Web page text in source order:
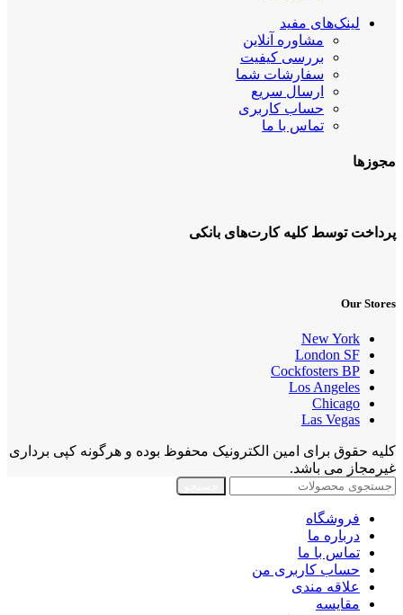
لینک‌های مفید
مشاوره آنلاین
بررسی کیفیت
سفارشات شما
ارسال سریع
حساب کاربری
تماس با ما
مجوزها
پرداخت توسط کلیه کارت‌های بانکی
Our Stores
New York
London SF
Cockfosters BP
Los Angeles
Chicago
Las Vegas
کلیه حقوق برای امین الکترونیک محفوظ بوده و هرگونه کپی برداری
غیرمجاز می باشد.
فروشگاه
درباره ما
تماس با ما
حساب کاربری من
علاقه مندی
مقايسه